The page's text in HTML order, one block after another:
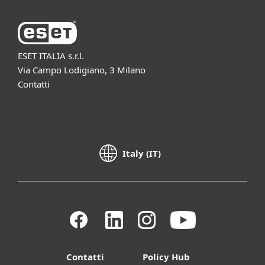
ESET ITALIA s.r.l.
Via Campo Lodigiano, 3 Milano
Contatti
Italy (IT)
Contatti Policy Hub